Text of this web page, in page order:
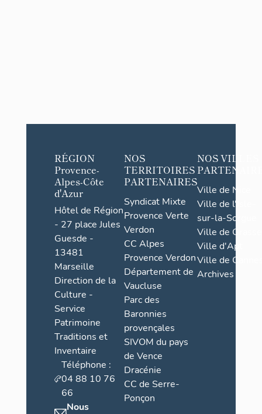
RÉGION
Provence-
Alpes-Côte
d'Azur
Hôtel de Région
- 27 place Jules
Guesde -
13481
Marseille
Direction de la
Culture -
Service
Patrimoine
Traditions et
Inventaire
Téléphone :
04 88 10 76
66
Nous
NOS
TERRITOIRES
PARTENAIRES
Syndicat Mixte
Provence Verte
Verdon
CC Alpes
Provence Verdon
Département de
Vaucluse
Parc des
Baronnies
provençales
SIVOM du pays
de Vence
Dracénie
CC de Serre-
Ponçon
NOS VILLES
Ville de Nice
Ville de l'Isle-
sur-la-Sorgue
Ville de Grasse
Ville d'Apt
Ville de
Archives